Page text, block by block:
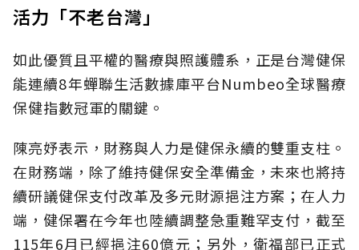
活力「不老台灣」
如此優質且平權的醫療與照護體系，正是台灣健保
能連續8年蟬聯生活數據庫平台Numbeo全球醫療
保健指數冠軍的關鍵。
陳亮妤表示，財務與人力是健保永續的雙重支柱。
在財務端，除了維持健保安全準備金，未來也將持
續研議健保支付改革及多元財源挹注方案；在人力
端，健保署在今年也陸續調整急重難罕支付，截至
115年6月已經挹注60億元；另外，衛福部已正式